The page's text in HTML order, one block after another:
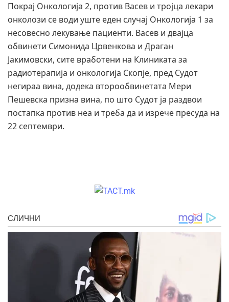
Покрај Онкологија 2, против Васев и тројца лекари
онколози се води уште еден случај Онкологија 1 за
несовесно лекување пациенти. Васев и двајца
обвинети Симонида Црвенкова и Драган
Јакимовски, сите вработени на Клиниката за
радиотерапија и онкологија Скопје, пред Судот
негираа вина, додека второобвинетата Мери
Пешевска призна вина, по што Судот ја раздвои
постапка против неа и треба да и изрече пресуда на
22 септември.